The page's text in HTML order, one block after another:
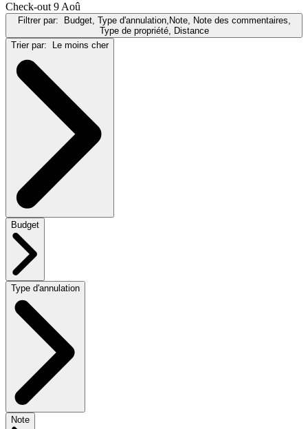
Check-out 9 Aoû
Filtrer par:
Budget, Type d'annulation,Note, Note des commentaires,
Type de propriété, Distance
Trier par:
Le moins cher
Budget
Type d'annulation
Note